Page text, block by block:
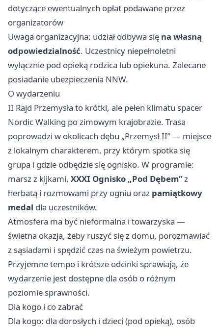
dotyczące ewentualnych opłat podawane przez
organizatorów
Uwaga organizacyjna: udział odbywa się na własną
odpowiedzialność. Uczestnicy niepełnoletni
wyłącznie pod opieką rodzica lub opiekuna. Zalecane
posiadanie ubezpieczenia NNW.
O wydarzeniu
II Rajd Przemysła to krótki, ale pełen klimatu spacer
Nordic Walking po zimowym krajobrazie. Trasa
poprowadzi w okolicach dębu „Przemysł II” — miejsce
z lokalnym charakterem, przy którym spotka się
grupa i gdzie odbędzie się ognisko. W programie:
marsz z kijkami, XXXI Ognisko „Pod Dębem”z
herbatą i rozmowami przy ogniu oraz pamiątkowy
medal dla uczestników.
Atmosfera ma być nieformalna i towarzyska —
świetna okazja, żeby ruszyć się z domu, porozmawiać
z sąsiadami i spędzić czas na świeżym powietrzu.
Przyjemne tempo i krótsze odcinki sprawiają, że
wydarzenie jest dostępne dla osób o różnym
poziomie sprawności.
Dla kogo i co zabrać
Dla kogo: dla dorosłych i dzieci (pod opieką), osób